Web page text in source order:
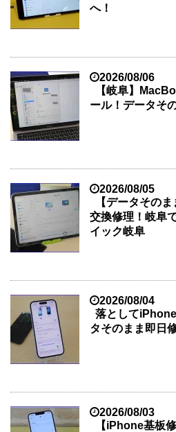
へ！
2026/08/06
【岐阜】
ール！データそ
2026/08/05
【データその
交換修理！岐阜
イック岐阜
2026/08/04
落として
タそのまま即日
2026/08/03
【iPhone基板